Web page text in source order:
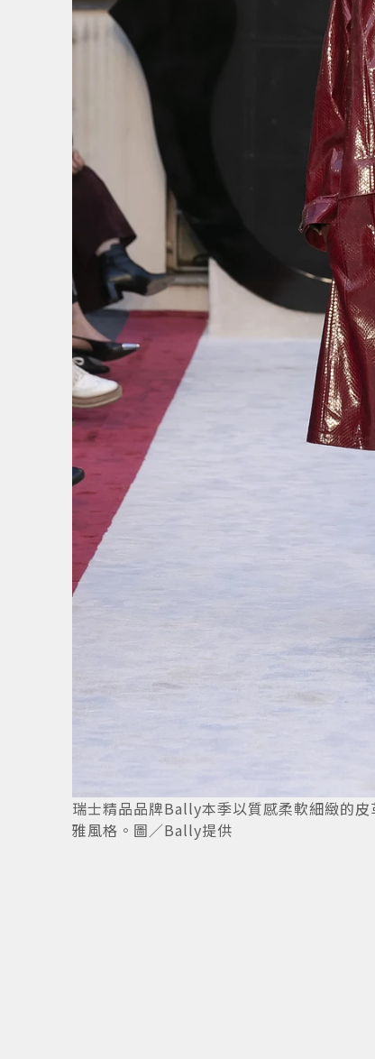
瑞士精品品牌Bally本季以質感柔軟細緻的
雅風格。圖／Bally提供